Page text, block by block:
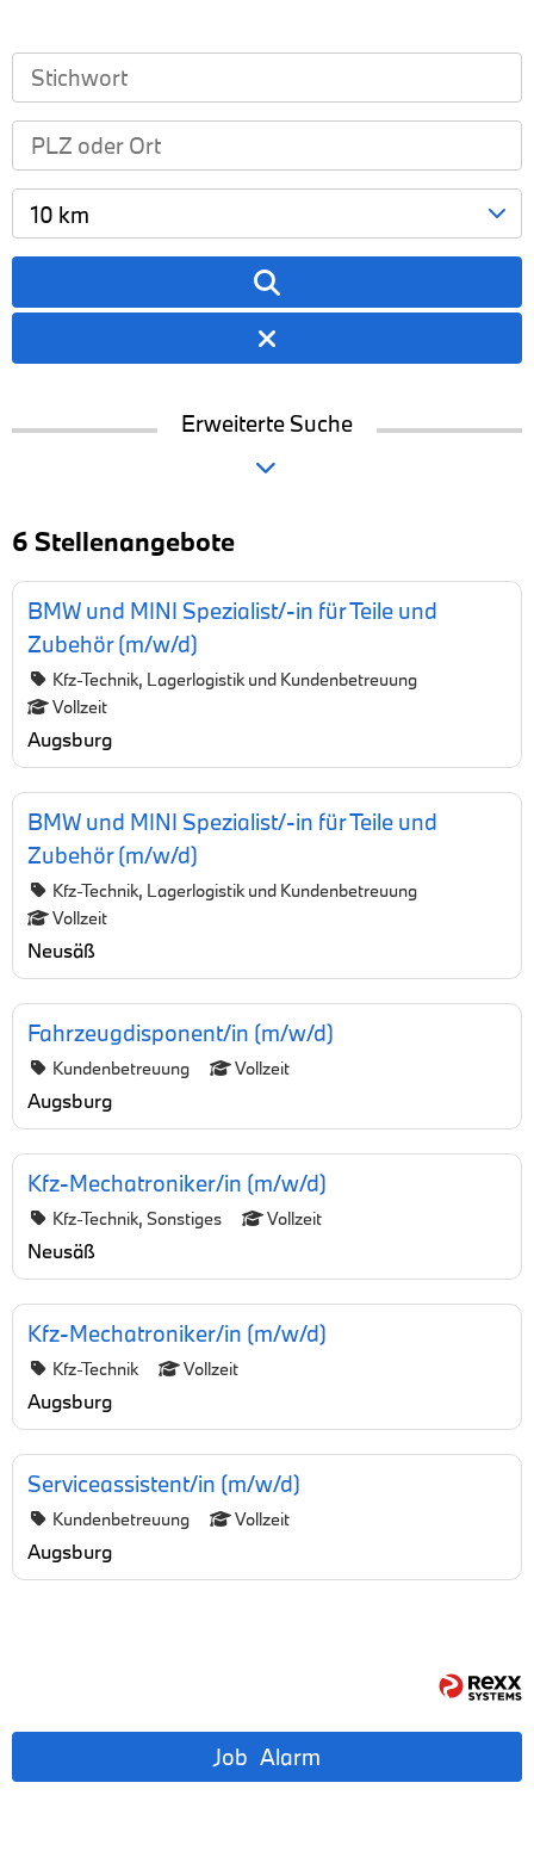
10 km
Erweiterte Suche
6 Stellenangebote
BMW und MINI Spezialist/-in für Teile und
Zubehör (m/w/d)
Kfz-Technik, Lagerlogistik und Kundenbetreuung
Vollzeit
Augsburg
BMW und MINI Spezialist/-in für Teile und
Zubehör (m/w/d)
Kfz-Technik, Lagerlogistik und Kundenbetreuung
Vollzeit
Neusäß
Fahrzeugdisponent/in (m/w/d)
Kundenbetreuung Vollzeit
Augsburg
Kfz-Mechatroniker/in (m/w/d)
Kfz-Technik, Sonstiges Vollzeit
Neusäß
Kfz-Mechatroniker/in (m/w/d)
Kfz-Technik Vollzeit
Augsburg
Serviceassistent/in (m/w/d)
Kundenbetreuung Vollzeit
Augsburg
Job Alarm